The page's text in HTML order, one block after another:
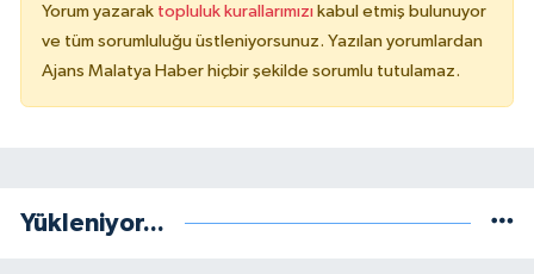
Yorum yazarak topluluk kurallarımızı kabul etmiş bulunuyor
ve tüm sorumluluğu üstleniyorsunuz. Yazılan yorumlardan
Ajans Malatya Haber hiçbir şekilde sorumlu tutulamaz.
Yükleniyor...